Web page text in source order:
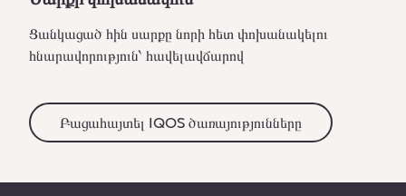
Ցանկացած հին սարքը նորի հետ փոխանակելու
հնարավորություն՝ հավելավճարով
Բացահայտել IQOS ծառայությունները